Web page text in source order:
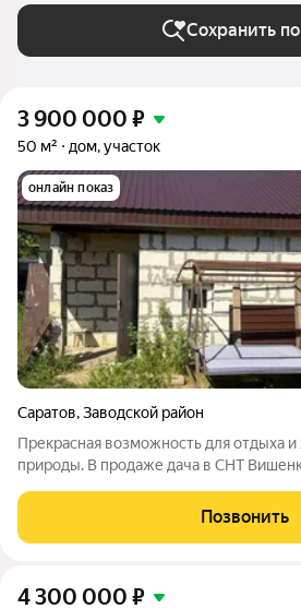
Сохранить
3 900 000 ₽
50 м² дом, участок
онлайн показ
Саратов,Заводской район
Прекрасная возможность для отдыха
природы. В продаже дача в СНТ
готовы к заселению. Старый дом :
двумя уютными комнатами
Позвонить
4 300 000 ₽